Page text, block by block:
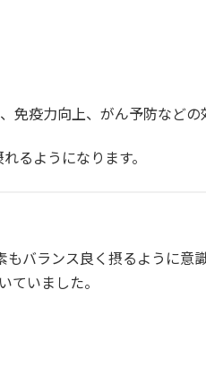
疫力向上、がん予防などの
るようになります。
バランス良く摂るように意
ていました。